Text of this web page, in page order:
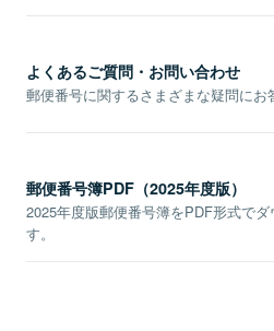
よくあるご質問・お問い合わせ
郵便番号に関するさまざまな疑問にお
郵便番号簿PDF（2025年度版）
2025年度版郵便番号簿をPDF形式でダ
す。